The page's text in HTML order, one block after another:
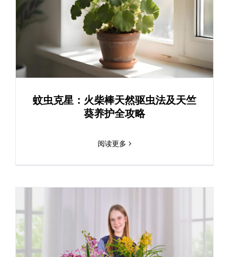
蚊虫克星：火柴棒天然驱虫法及天竺
葵养护全攻略
阅读更多